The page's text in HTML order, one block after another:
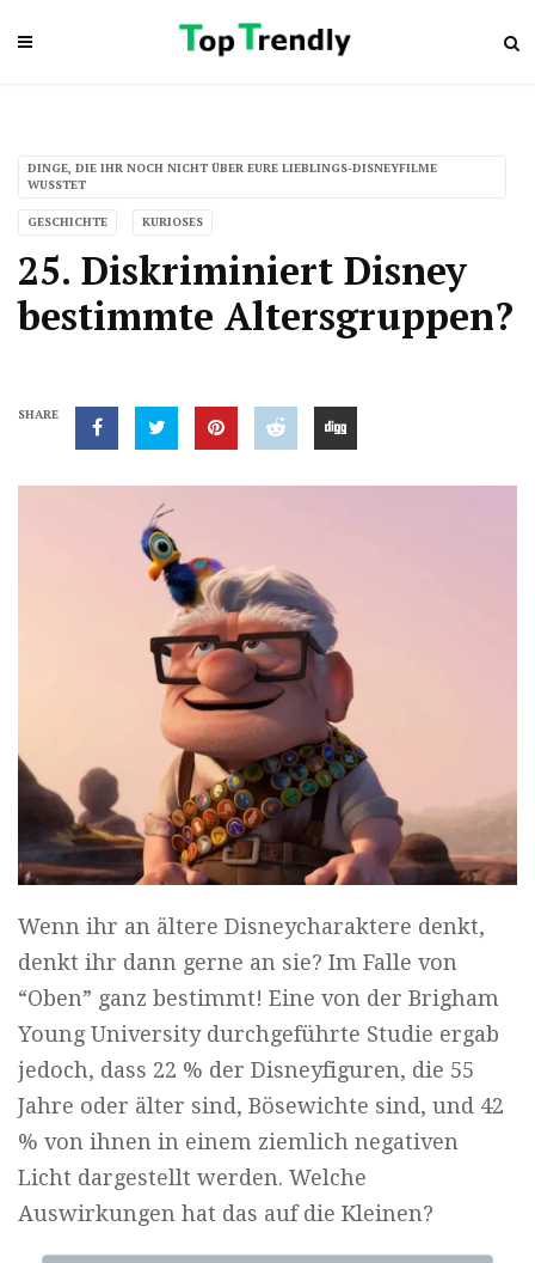
DINGE, DIE IHR NOCH NICHT ÜBER EURE LIEBLINGS-DISNEYFILME
WUSSTET
GESCHICHTE KURIOSES
25. Diskriminiert Disney
bestimmte Altersgruppen?
SHARE
Wenn ihr an ältere Disneycharaktere denkt,
denkt ihr dann gerne an sie? Im Falle von
“Oben” ganz bestimmt! Eine von der Brigham
Young University durchgeführte Studie ergab
jedoch, dass 22 % der Disneyfiguren, die 55
Jahre oder älter sind, Bösewichte sind, und 42
% von ihnen in einem ziemlich negativen
Licht dargestellt werden. Welche
Auswirkungen hat das auf die Kleinen?